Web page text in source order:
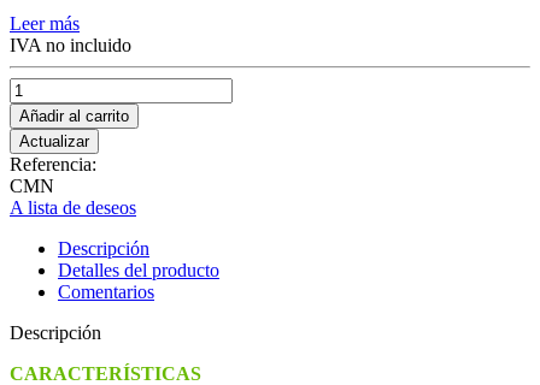
Leer más
IVA no incluido
Añadir al carrito
Referencia:
CMN
A lista de deseos
Descripción
Detalles del producto
Comentarios
Descripción
CARACTERÍSTICAS